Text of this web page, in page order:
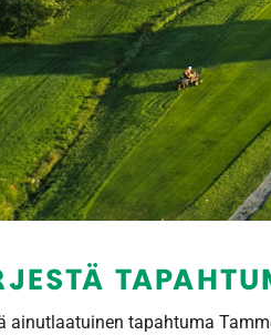
ainutlaatuinen tapahtuma